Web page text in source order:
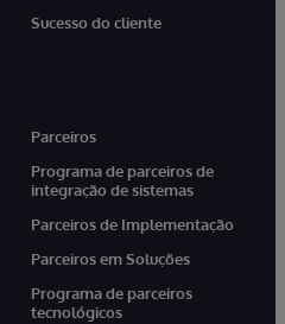
Sucesso do cliente
Parceiros
Programa de parceiros de
integração de sistemas
Parceiros de Implementação
Parceiros em Soluções
Programa de parceiros
tecnológicos